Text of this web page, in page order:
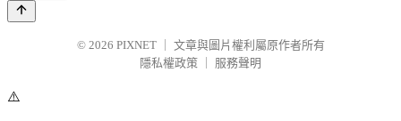
© 2026 PIXNET
文章與圖片權利屬原作者所有
隱私權政策
服務聲明
⚠️